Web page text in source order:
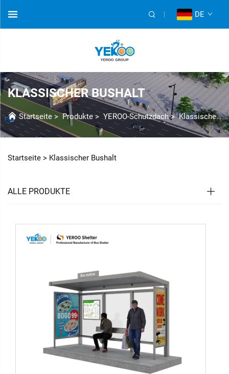
DE
KLASSISCHER BUSHALT
Startseite >Produkte>YEROO-Schutzdach>Klassische Buswartehalle
Startseite > Klassischer Bushalt
ALLE PRODUKTE